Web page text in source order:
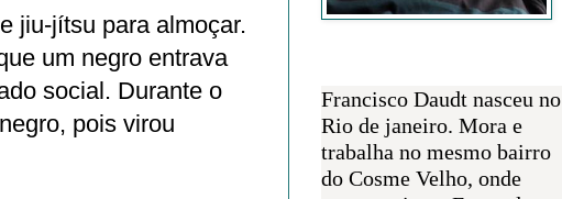
jiu-jítsu para almoçar.
um negro entrava
social. Durante o
pois virou
Francisco Daudt nasceu no
Rio de janeiro. Mora e
trabalha no mesmo bairro
do Cosme Velho, onde